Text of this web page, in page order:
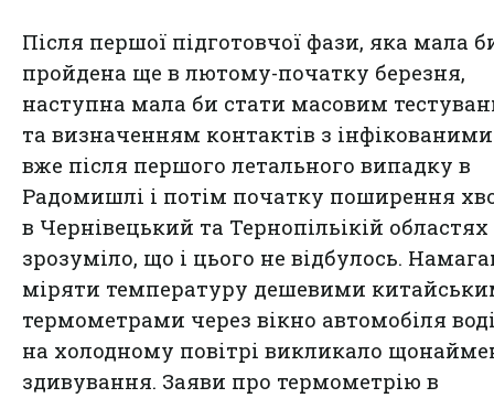
Після першої підготовчої фази, яка мала
пройдена ще в лютому-початку березня,
наступна мала би стати масовим
та визначенням контактів з
вже після першого летального випадку в
Радомишлі і потім початку поширення
в Чернівецький та Тернопільікій областях
зрозуміло, що і цього не відбулось.
міряти температуру дешевими
термометрами через вікно автомобіля
на холодному повітрі викликало
здивування. Заяви про термометрію в